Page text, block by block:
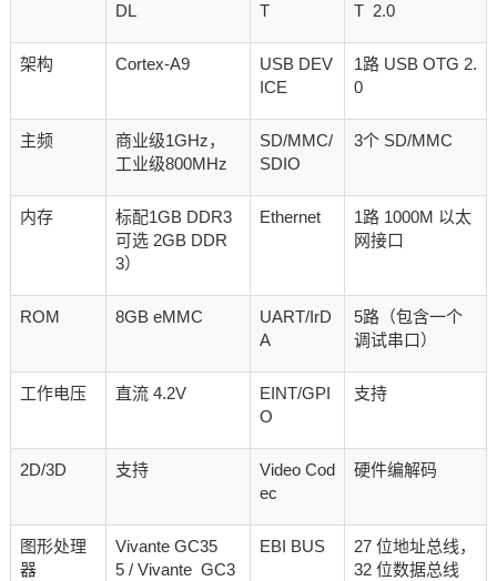
DL
T
T 2.0
架构 Cortex-A9
USB DEV
ICE
1路 USB OTG 2.
0
主频
商业级1GHz，
工业级800MHz
SD/MMC/
SDIO
3个 SD/MMC
内存
标配1GB DDR3
可选 2GB DDR
3）
Ethernet
1路 1000M 以太
网接口
ROM 8GB eMMC
UART/IrD
A
5路（包含一个
调试串口）
工作电压 直流 4.2V
EINT/GPI
O
支持
2D/3D 支持
Video Cod
ec
硬件编解码
图形处理
器
Vivante GC35
5 / Vivante GC3
EBI BUS
27 位地址总线，
32 位数据总线